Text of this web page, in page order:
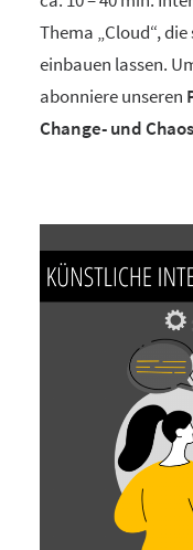
Thema „Cloud“,
einbauen lassen.
abonniere unseren
Change- und